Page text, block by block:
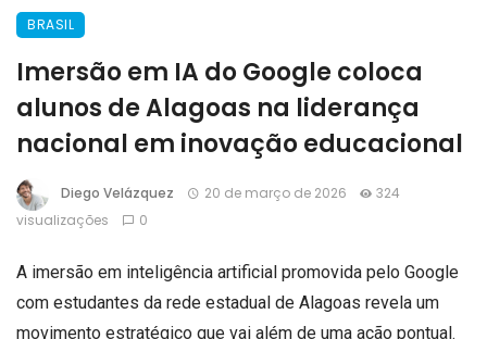
BRASIL
Imersão em IA do Google coloca
alunos de Alagoas na liderança
nacional em inovação educacional
Diego Velázquez 20 de março de 2026
324
visualizações
0
A imersão em inteligência artificial promovida pelo Google
com estudantes da rede estadual de Alagoas revela um
movimento estratégico que vai além de uma ação pontual.